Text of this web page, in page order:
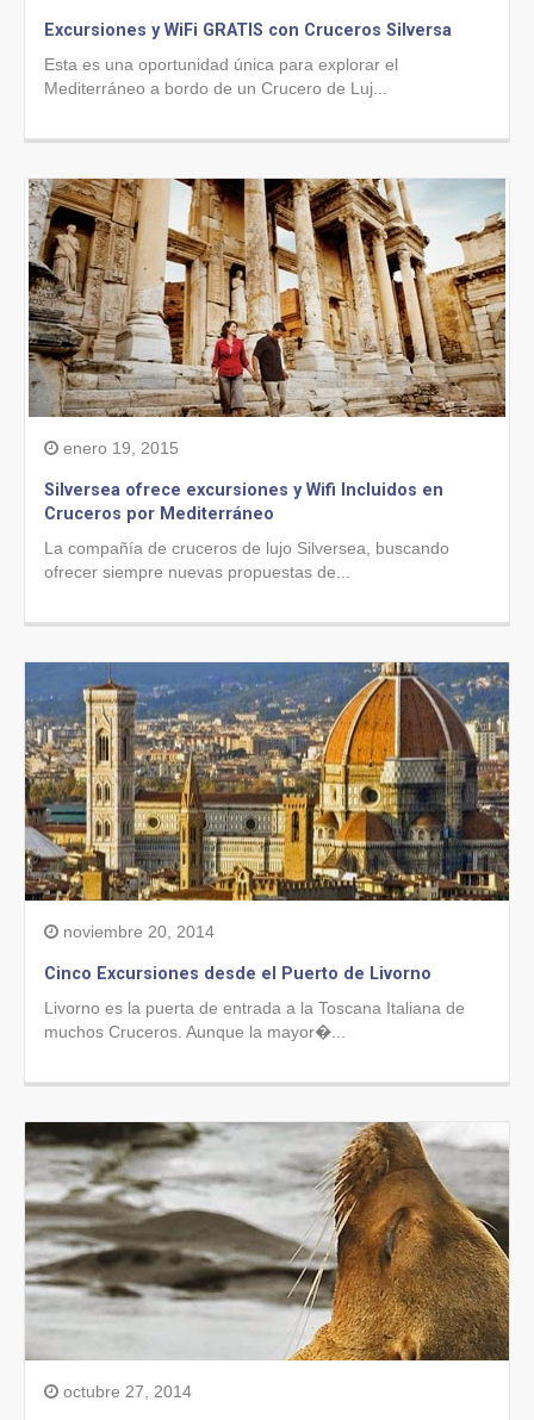
Excursiones y WiFi GRATIS con Cruceros Silversa
Esta es una oportunidad única para explorar el
Mediterráneo a bordo de un Crucero de Luj...
enero 19, 2015
Silversea ofrece excursiones y Wifi Incluidos en
Cruceros por Mediterráneo
La compañía de cruceros de lujo Silversea, buscando
ofrecer siempre nuevas propuestas de...
noviembre 20, 2014
Cinco Excursiones desde el Puerto de Livorno
Livorno es la puerta de entrada a la Toscana Italiana de
muchos Cruceros. Aunque la mayor�...
octubre 27, 2014